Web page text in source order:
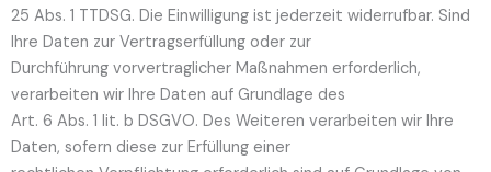
25 Abs. 1 TTDSG. Die Einwilligung ist jederzeit widerrufbar. Sind
Ihre Daten zur Vertragserfüllung oder zur
Durchführung vorvertraglicher Maßnahmen erforderlich,
verarbeiten wir Ihre Daten auf Grundlage des
Art. 6 Abs. 1 lit. b DSGVO. Des Weiteren verarbeiten wir Ihre
Daten, sofern diese zur Erfüllung einer